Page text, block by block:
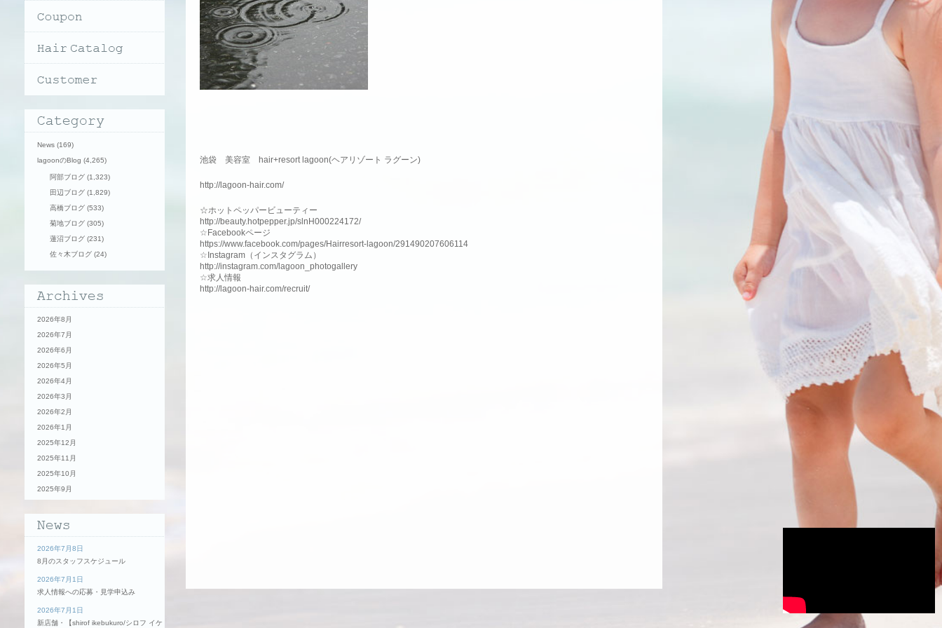
池袋 美容室 hair+resort lagoon(ヘアリゾート ラグーン)
http://lagoon-hair.com/
☆ホットペッパービューティー
http://beauty.hotpepper.jp/slnH000224172/
☆Facebookページ
https://www.facebook.com/pages/Hairresort-lagoon/291490207606114
☆Instagram（インスタグラム）
http://instagram.com/lagoon_photogallery
☆求人情報
http://lagoon-hair.com/recruit/
News (169)
lagoonのBlog (4,265)
阿部ブログ (1,323)
田辺ブログ (1,829)
高橋ブログ (533)
菊地ブログ (305)
蓮沼ブログ (231)
佐々木ブログ (24)
2026年8月
2026年7月
2026年6月
2026年5月
2026年4月
2026年3月
2026年2月
2026年1月
2025年12月
2025年11月
2025年10月
2025年9月
2026年7月8日
8月のスタッフスケジュール
2026年7月1日
求人情報への応募・見学申込み
2026年7月1日
新店舗・【shirof ikebukuro/シロフ イケ